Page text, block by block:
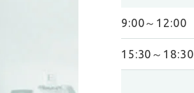
9:00～12:00
15:30～18:30